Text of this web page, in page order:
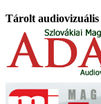
Tárolt audiovizuális